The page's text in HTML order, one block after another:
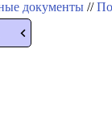
документы //